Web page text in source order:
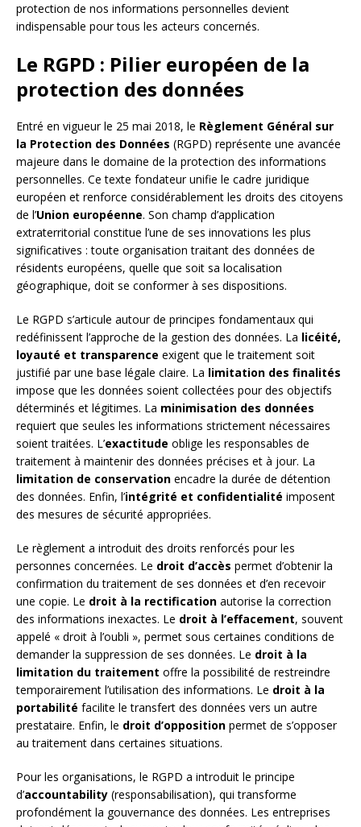
protection de nos informations personnelles devient
indispensable pour tous les acteurs concernés.
Le RGPD : Pilier européen de la
protection des données
Entré en vigueur le 25 mai 2018, le Règlement Général sur
la Protection des Données (RGPD) représente une avancée
majeure dans le domaine de la protection des informations
personnelles. Ce texte fondateur unifie le cadre juridique
européen et renforce considérablement les droits des citoyens
de l’Union européenne. Son champ d’application
extraterritorial constitue l’une de ses innovations les plus
significatives : toute organisation traitant des données de
résidents européens, quelle que soit sa localisation
géographique, doit se conformer à ses dispositions.
Le RGPD s’articule autour de principes fondamentaux qui
redéfinissent l’approche de la gestion des données. La licéité,
loyauté et transparence exigent que le traitement soit
justifié par une base légale claire. La limitation des finalités
impose que les données soient collectées pour des objectifs
déterminés et légitimes. La minimisation des données
requiert que seules les informations strictement nécessaires
soient traitées. L’exactitude oblige les responsables de
traitement à maintenir des données précises et à jour. La
limitation de conservation encadre la durée de détention
des données. Enfin, l’intégrité et confidentialité imposent
des mesures de sécurité appropriées.
Le règlement a introduit des droits renforcés pour les
personnes concernées. Le droit d’accès permet d’obtenir la
confirmation du traitement de ses données et d’en recevoir
une copie. Le droit à la rectification autorise la correction
des informations inexactes. Le droit à l’effacement, souvent
appelé « droit à l’oubli », permet sous certaines conditions de
demander la suppression de ses données. Le droit à la
limitation du traitement offre la possibilité de restreindre
temporairement l’utilisation des informations. Le droit à la
portabilité facilite le transfert des données vers un autre
prestataire. Enfin, le droit d’opposition permet de s’opposer
au traitement dans certaines situations.
Pour les organisations, le RGPD a introduit le principe
d’accountability (responsabilisation), qui transforme
profondément la gouvernance des données. Les entreprises